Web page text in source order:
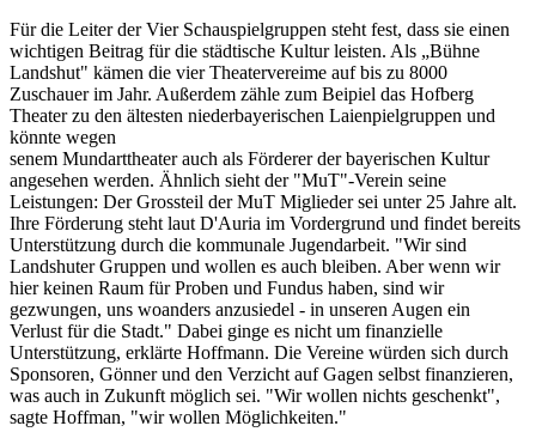
Für die Leiter der Vier Schauspielgruppen steht fest, dass sie einen
wichtigen Beitrag für die städtische Kultur leisten. Als „Bühne
Landshut" kämen die vier Theatervereime auf bis zu 8000
Zuschauer im Jahr. Außerdem zähle zum Beipiel das Hofberg
Theater zu den ältesten niederbayerischen Laienpielgruppen und
könnte wegen
senem Mundarttheater auch als Förderer der bayerischen Kultur
angesehen werden. Ähnlich sieht der "MuT"-Verein seine
Leistungen: Der Grossteil der MuT Miglieder sei unter 25 Jahre alt.
Ihre Förderung steht laut D'Auria im Vordergrund und findet bereits
Unterstützung durch die kommunale Jugendarbeit. "Wir sind
Landshuter Gruppen und wollen es auch bleiben. Aber wenn wir
hier keinen Raum für Proben und Fundus haben, sind wir
gezwungen, uns woanders anzusiedel - in unseren Augen ein
Verlust für die Stadt." Dabei ginge es nicht um finanzielle
Unterstützung, erklärte Hoffmann. Die Vereine würden sich durch
Sponsoren, Gönner und den Verzicht auf Gagen selbst finanzieren,
was auch in Zukunft möglich sei. "Wir wollen nichts geschenkt",
sagte Hoffman, "wir wollen Möglichkeiten."